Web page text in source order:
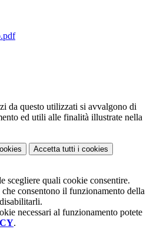
da questo utilizzati si avvalgono di
ed utili alle finalità illustrate nella
Accetta tutti i cookies
scegliere quali cookie consentire.
consentono il funzionamento della
necessari al funzionamento potete
.